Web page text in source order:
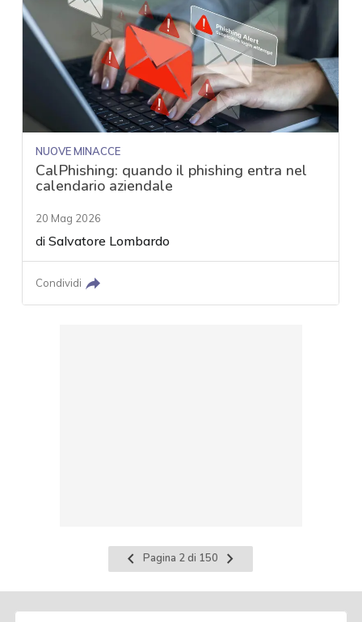
NUOVE MINACCE
CalPhishing: quando il phishing entra nel
calendario aziendale
20 Mag 2026
diSalvatore Lombardo
Condividi
Pagina
precedente
Pagina 2 di 150
Pagina
successiva